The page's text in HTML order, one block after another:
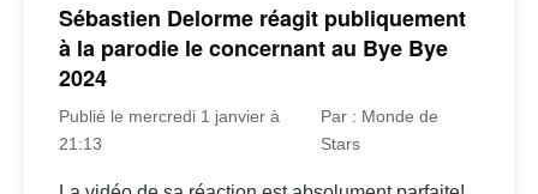
Sébastien Delorme réagit publiquement
à la parodie le concernant au Bye Bye
2024
Publié le mercredi 1 janvier à
21:13
Par : Monde de
Stars